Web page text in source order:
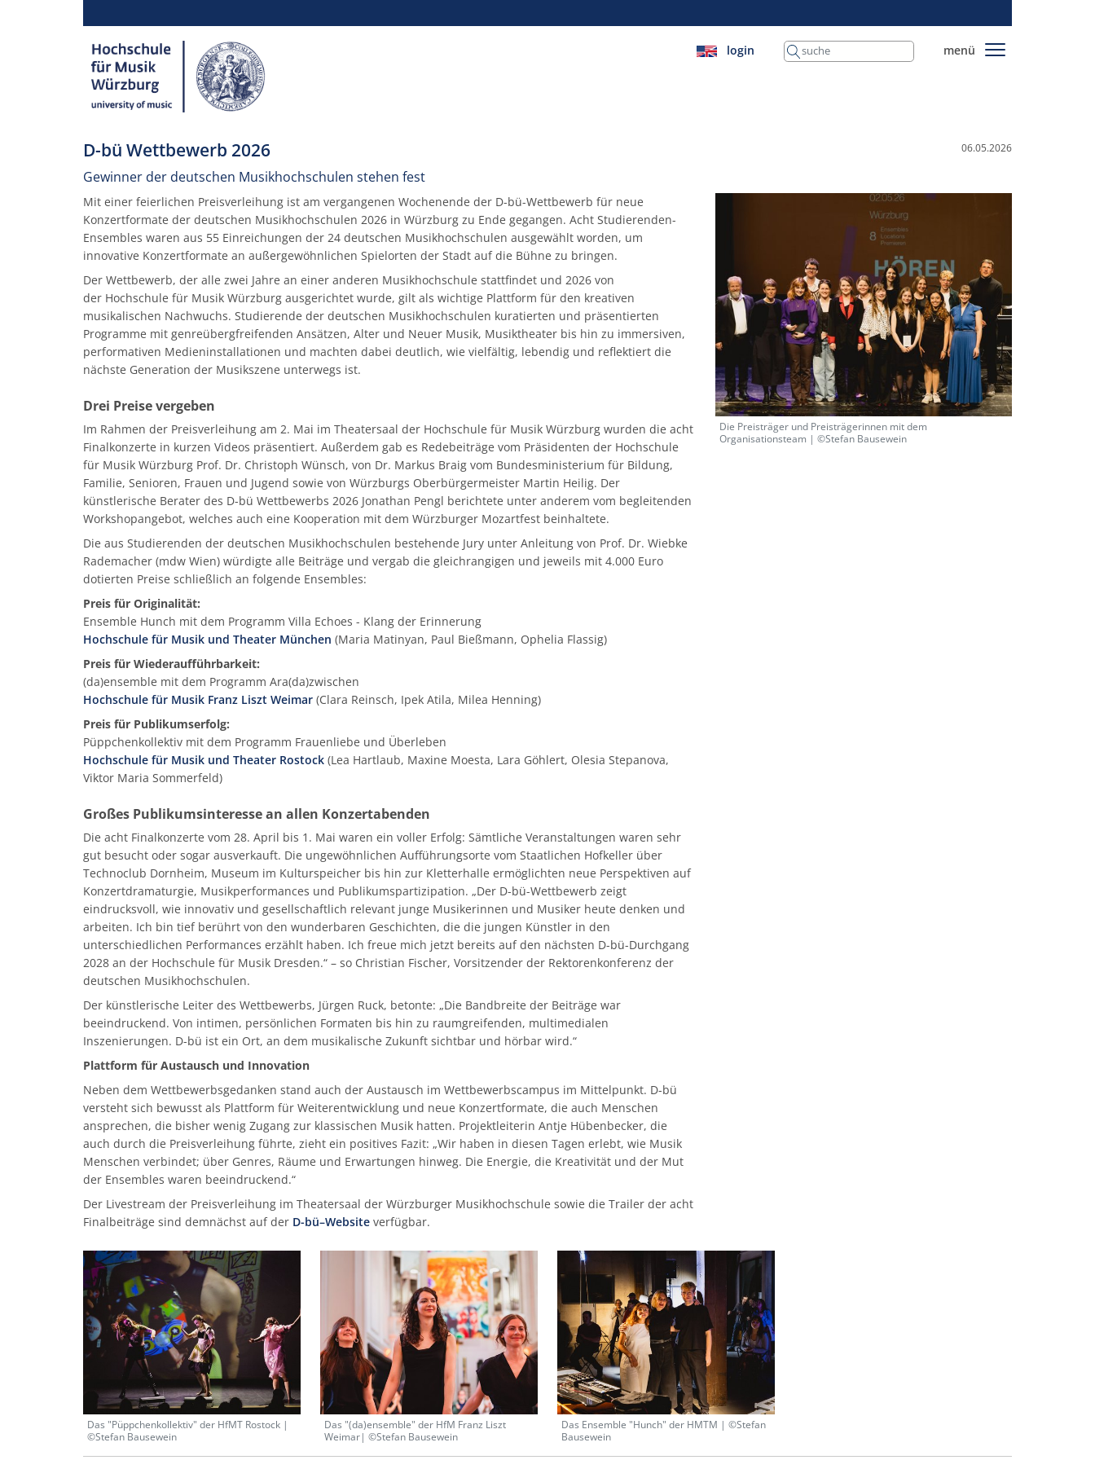
login menü
D-bü Wettbewerb 2026 06.05.2026
Gewinner der deutschen Musikhochschulen stehen fest
Die Preisträger und Preisträgerinnen mit dem
Organisationsteam | ©Stefan Bausewein
Mit einer feierlichen Preisverleihung ist am vergangenen Wochenende der D-bü-Wettbewerb für neue
Konzertformate der deutschen Musikhochschulen 2026 in Würzburg zu Ende gegangen. Acht Studierenden-
Ensembles waren aus 55 Einreichungen der 24 deutschen Musikhochschulen ausgewählt worden, um
innovative Konzertformate an außergewöhnlichen Spielorten der Stadt auf die Bühne zu bringen.
Der Wettbewerb, der alle zwei Jahre an einer anderen Musikhochschule stattfindet und 2026 von
der Hochschule für Musik Würzburg ausgerichtet wurde, gilt als wichtige Plattform für den kreativen
musikalischen Nachwuchs. Studierende der deutschen Musikhochschulen kuratierten und präsentierten
Programme mit genreübergfreifenden Ansätzen, Alter und Neuer Musik, Musiktheater bis hin zu immersiven,
performativen Medieninstallationen und machten dabei deutlich, wie vielfältig, lebendig und reflektiert die
nächste Generation der Musikszene unterwegs ist.
Drei Preise vergeben
Im Rahmen der Preisverleihung am 2. Mai im Theatersaal der Hochschule für Musik Würzburg wurden die acht
Finalkonzerte in kurzen Videos präsentiert. Außerdem gab es Redebeiträge vom Präsidenten der Hochschule
für Musik Würzburg Prof. Dr. Christoph Wünsch, von Dr. Markus Braig vom Bundesministerium für Bildung,
Familie, Senioren, Frauen und Jugend sowie von Würzburgs Oberbürgermeister Martin Heilig. Der
künstlerische Berater des D-bü Wettbewerbs 2026 Jonathan Pengl berichtete unter anderem vom begleitenden
Workshopangebot, welches auch eine Kooperation mit dem Würzburger Mozartfest beinhaltete.
Die aus Studierenden der deutschen Musikhochschulen bestehende Jury unter Anleitung von Prof. Dr. Wiebke
Rademacher (mdw Wien) würdigte alle Beiträge und vergab die gleichrangigen und jeweils mit 4.000 Euro
dotierten Preise schließlich an folgende Ensembles:
Preis für Originalität:
Ensemble Hunch mit dem Programm Villa Echoes - Klang der Erinnerung
Hochschule für Musik und Theater München (Maria Matinyan, Paul Bießmann, Ophelia Flassig)
Preis für Wiederaufführbarkeit:
(da)ensemble mit dem Programm Ara(da)zwischen
Hochschule für Musik Franz Liszt Weimar (Clara Reinsch, Ipek Atila, Milea Henning)
Preis für Publikumserfolg:
Püppchenkollektiv mit dem Programm Frauenliebe und Überleben
Hochschule für Musik und Theater Rostock (Lea Hartlaub, Maxine Moesta, Lara Göhlert, Olesia Stepanova,
Viktor Maria Sommerfeld)
Großes Publikumsinteresse an allen Konzertabenden
Die acht Finalkonzerte vom 28. April bis 1. Mai waren ein voller Erfolg: Sämtliche Veranstaltungen waren sehr
gut besucht oder sogar ausverkauft. Die ungewöhnlichen Aufführungsorte vom Staatlichen Hofkeller über
Technoclub Dornheim, Museum im Kulturspeicher bis hin zur Kletterhalle ermöglichten neue Perspektiven auf
Konzertdramaturgie, Musikperformances und Publikumspartizipation. „Der D-bü-Wettbewerb zeigt
eindrucksvoll, wie innovativ und gesellschaftlich relevant junge Musikerinnen und Musiker heute denken und
arbeiten. Ich bin tief berührt von den wunderbaren Geschichten, die die jungen Künstler in den
unterschiedlichen Performances erzählt haben. Ich freue mich jetzt bereits auf den nächsten D-bü-Durchgang
2028 an der Hochschule für Musik Dresden.“ – so Christian Fischer, Vorsitzender der Rektorenkonferenz der
deutschen Musikhochschulen.
Der künstlerische Leiter des Wettbewerbs, Jürgen Ruck, betonte: „Die Bandbreite der Beiträge war
beeindruckend. Von intimen, persönlichen Formaten bis hin zu raumgreifenden, multimedialen
Inszenierungen. D-bü ist ein Ort, an dem musikalische Zukunft sichtbar und hörbar wird.“
Plattform für Austausch und Innovation
Neben dem Wettbewerbsgedanken stand auch der Austausch im Wettbewerbscampus im Mittelpunkt. D-bü
versteht sich bewusst als Plattform für Weiterentwicklung und neue Konzertformate, die auch Menschen
ansprechen, die bisher wenig Zugang zur klassischen Musik hatten. Projektleiterin Antje Hübenbecker, die
auch durch die Preisverleihung führte, zieht ein positives Fazit: „Wir haben in diesen Tagen erlebt, wie Musik
Menschen verbindet; über Genres, Räume und Erwartungen hinweg. Die Energie, die Kreativität und der Mut
der Ensembles waren beeindruckend.“
Der Livestream der Preisverleihung im Theatersaal der Würzburger Musikhochschule sowie die Trailer der acht
Finalbeiträge sind demnächst auf der D-bü–Website verfügbar.
Das "Püppchenkollektiv" der HfMT Rostock |
©Stefan Bausewein
Das "(da)ensemble" der HfM Franz Liszt
Weimar| ©Stefan Bausewein
Das Ensemble "Hunch" der HMTM | ©Stefan
Bausewein